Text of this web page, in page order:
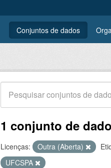
Conjuntos de dados
1 conjunto de
Licenças: Outra (Aberta)
UFCSPA